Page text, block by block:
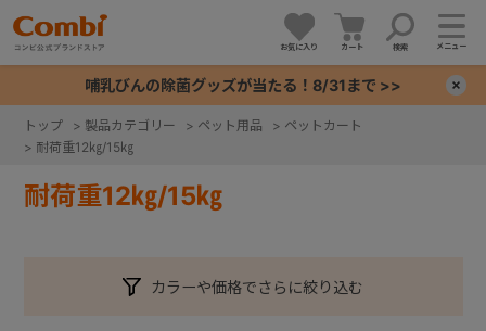
お気に入り カート 検索 メニュー
哺乳びんの除菌グッズが当たる！8/31まで >>
トップ > 製品カテゴリー > ペット用品 > ペットカート
> 耐荷重12㎏/15㎏
耐荷重12㎏/15㎏
カラーや価格でさらに絞り込む